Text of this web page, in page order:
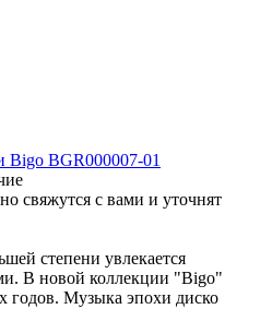
Bigo BGR000007-01
свяжутся с вами и уточнят
степени увлекается
В новой коллекции "Bigo"
годов. Музыка эпохи диско